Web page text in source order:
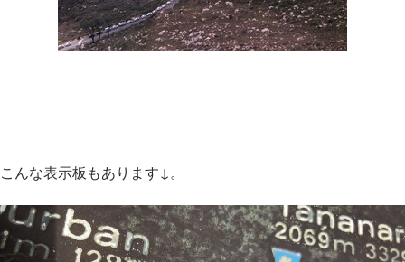
こんな表示板もあります↓。